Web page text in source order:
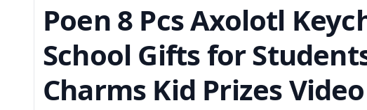
Poen 8 Pcs Axolotl
School Gifts for
Charms Kid Prizes Video